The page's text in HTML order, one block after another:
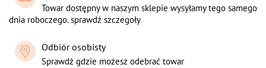
Towar dostępny w naszym sklepie wysyłamy tego samego
dnia roboczego. sprawdź szczegoły
Odbiór osobisty
Sprawdź gdzie możesz odebrać towar